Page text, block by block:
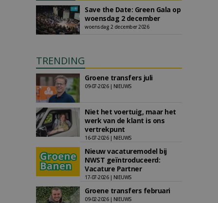
Save the Date: Green Gala op
woensdag 2 december
woensdag 2 december 2026
TRENDING
Groene transfers juli
09-07-2026 | NIEUWS
Niet het voertuig, maar het
werk van de klant is ons
vertrekpunt
16-07-2026 | NIEUWS
Nieuw vacaturemodel bij
NWST geïntroduceerd:
Vacature Partner
17-07-2026 | NIEUWS
Groene transfers februari
09-02-2026 | NIEUWS